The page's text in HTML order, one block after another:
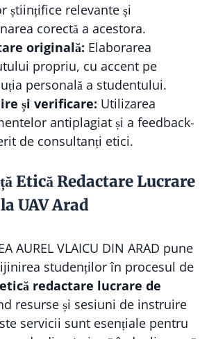
științifice relevante și
corectă a acestora.
originală: Elaborarea
propriu, cu accent pe
personală a studentului.
și verificare: Utilizarea
antiplagiat și a feedback-
de consultanți etici.
Etică Redactare Lucrare
UAV Arad
AUREL VLAICU DIN ARAD pune
studenților în procesul de
redactare lucrare de
resurse și sesiuni de instruire
servicii sunt esențiale pentru